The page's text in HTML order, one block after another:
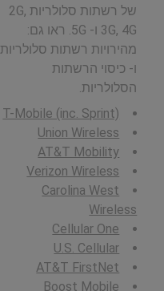
של רשתות סלולריות 2G,
3G, 4G ו- 5G. ראו גם:
מהירויות רשתות סלולריות
ו- כיסוי הרשתות
הסלולריות.
T-Mobile (inc. Sprint)
Union Wireless
AT&T Mobility
Verizon Wireless
Carolina West
Wireless
Cellular One
U.S. Cellular
AT&T FirstNet
Boost Mobile